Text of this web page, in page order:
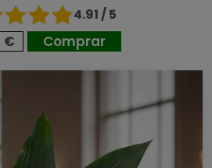
4.91 / 5
€ Comprar